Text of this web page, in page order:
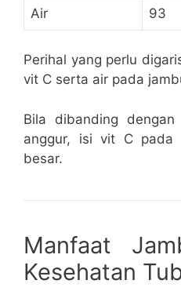
Air 93
Perihal yang perlu
vit C serta air pada
Bila dibanding
anggur, isi vit C pada
besar.
Manfaat
Kesehatan